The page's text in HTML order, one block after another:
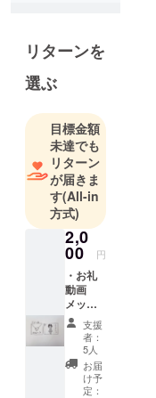
祖母から無
理矢理連れ
て行かれた
合唱団に泣
きながら入
団した事が
きっかけで
歌に目覚め
る。 そこか
らコーラス
やミュージ
カルなどを
学び歌手に
なりたい思
いが強くな
る。
その後は、
リターンを
選ぶ
目標金額
未達でも
リターン
が届きま
す(All-in
方式)
2,0
00 円
・お礼
動画
メッ
セージ
支援
者：
5人
お届
け予
定：